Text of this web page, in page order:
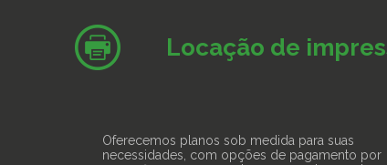
Locação de
Oferecemos planos sob medida para suas
necessidades, com opções de pagamento por